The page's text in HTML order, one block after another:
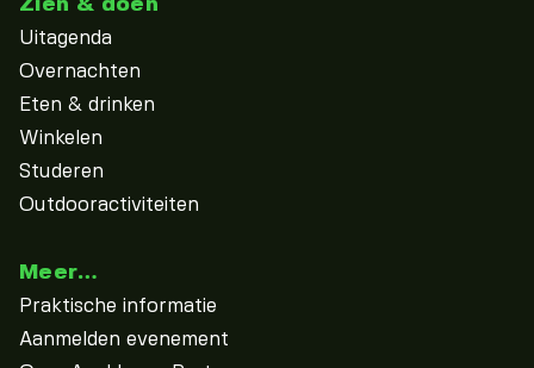
Zien & doen
Uitagenda
Overnachten
Eten & drinken
Winkelen
Studeren
Outdooractiviteiten
Meer…
Praktische informatie
Aanmelden evenement